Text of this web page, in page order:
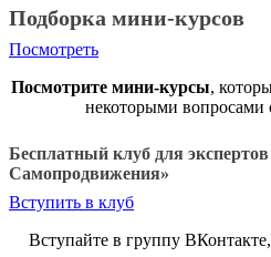
Подборка мини-курсов
Посмотреть
Посмотрите мини-курсы,
некоторыми вопросами
Бесплатный клуб для
Самопродвижения»
Вступить в клуб
Вступайте в группу